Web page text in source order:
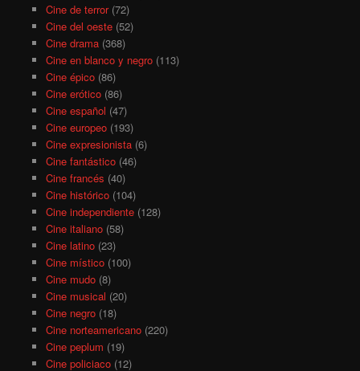
Cine de terror(72)
Cine del oeste(52)
Cine drama(368)
Cine en blanco y negro(113)
Cine épico(86)
Cine erótico(86)
Cine español (47)
Cine europeo(193)
Cine expresionista(6)
Cine fantástico(46)
Cine francés (40)
Cine histórico(104)
Cine independiente(128)
Cine italiano(58)
Cine latino(23)
Cine místico(100)
Cine mudo(8)
Cine musical (20)
Cine negro(18)
Cine norteamericano(220)
Cine peplum (19)
Cine policiaco(12)